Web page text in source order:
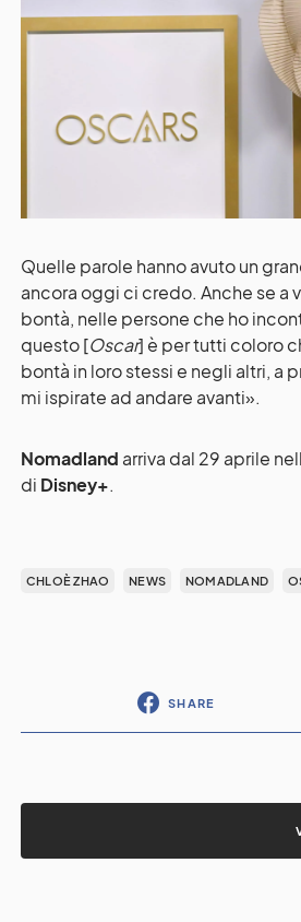
Quelle parole hanno avuto un
ancora oggi ci credo. Anche se a
bontà, nelle persone che ho
questo [Oscar] è per tutti coloro
bontà in loro stessi e negli altri, a
mi ispirate ad andare avanti».
Nomadland arriva dal 29 aprile
di Disney+.
CHLOÈ ZHAO NEWS NOMADLAND
SHARE